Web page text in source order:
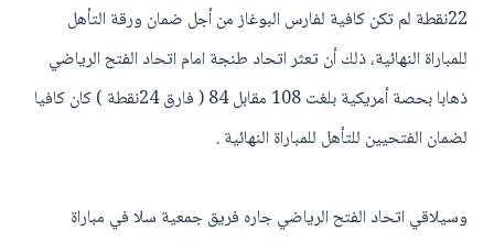
22نقطة لم تكن كافية لفارس البوغاز من أجل ضمان ورقة التأهل
للمباراة النهائية، ذلك أن تعثر اتحاد طنجة امام اتحاد الفتح الرياضي
ذهابا بحصة أمريكية بلغت 108 مقابل 84 ( فارق 24نقطة ) كان كافيا
لضمان الفتحيين للتأهل للمباراة النهائية .
وسيلاقي اتحاد الفتح الرياضي جاره فريق جمعية سلا في مباراة